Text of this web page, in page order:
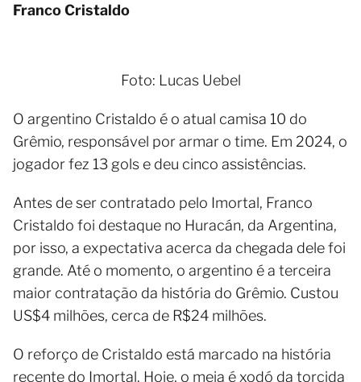
Franco Cristaldo
Foto: Lucas Uebel
O argentino Cristaldo é o atual camisa 10 do
Grêmio, responsável por armar o time. Em 2024, o
jogador fez 13 gols e deu cinco assistências.
Antes de ser contratado pelo Imortal, Franco
Cristaldo foi destaque no Huracán, da Argentina,
por isso, a expectativa acerca da chegada dele foi
grande. Até o momento, o argentino é a terceira
maior contratação da história do Grêmio. Custou
US$4 milhões, cerca de R$24 milhões.
O reforço de Cristaldo está marcado na história
recente do Imortal. Hoje, o meia é xodó da torcida